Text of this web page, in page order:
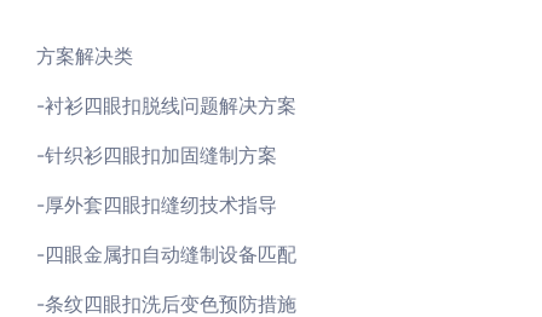
方案解决类
-衬衫四眼扣脱线问题解决方案
-针织衫四眼扣加固缝制方案
-厚外套四眼扣缝纫技术指导
-四眼金属扣自动缝制设备匹配
-条纹四眼扣洗后变色预防措施